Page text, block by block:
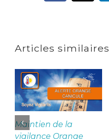
Articles similaires
Maintien de la
vigilance Orange